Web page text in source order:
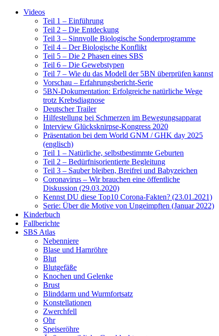
Videos
Teil 1 – Einführung
Teil 2 – Die Entdeckung
Teil 3 – Sinnvolle Biologische Sonderprogramme
Teil 4 – Der Biologische Konflikt
Teil 5 – Die 2 Phasen eines SBS
Teil 6 – Die Gewebstypen
Teil 7 – Wie du das Modell der 5BN überprüfen kannst
Vorschau – Erfahrungsbericht-Serie
5BN-Dokumentation: Erfolgreiche natürliche Wege
trotz Krebsdiagnose
Deutscher Trailer
Hilfestellung bei Schmerzen im Bewegungsapparat
Interview Glücksknirpse-Kongress 2020
Präsentation bei dem World GNM / GHK day 2025
(englisch)
Teil 1 – Natürliche, selbstbestimmte Geburten
Teil 2 – Bedürfnisorientierte Begleitung
Teil 3 – Sauber bleiben, Breifrei und Babyzeichen
Coronavirus – Wir brauchen eine öffentliche
Diskussion (29.03.2020)
Kennst DU diese Top10 Corona-Fakten? (23.01.2021)
Serie: Über die Motive von Ungeimpften (Januar 2022)
Kinderbuch
Fallberichte
SBS Atlas
Nebenniere
Blase und Harnröhre
Blut
Blutgefäße
Knochen und Gelenke
Brust
Blinddarm und Wurmfortsatz
Konstellationen
Zwerchfell
Ohr
Speiseröhre